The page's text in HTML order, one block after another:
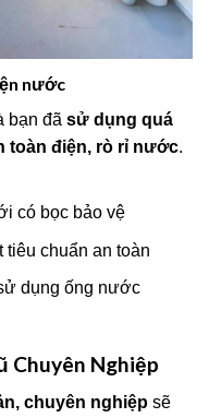
nước
bạn đã sử dụng quá
toàn điện, rò rỉ nước.
có bọc bảo vệ
tiêu chuẩn an toàn
dụng ống nước
Chuyên Nghiệp
chuyên nghiệp sẽ